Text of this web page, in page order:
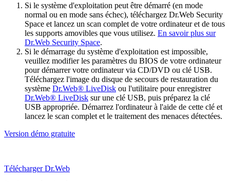
Si le système d'exploitation peut être démarré (en mode
normal ou en mode sans échec), téléchargez Dr.Web Security
Space et lancez un scan complet de votre ordinateur et de tous
les supports amovibles que vous utilisez. En savoir plus sur
Dr.Web Security Space.
Si le démarrage du système d'exploitation est impossible,
veuillez modifier les paramètres du BIOS de votre ordinateur
pour démarrer votre ordinateur via CD/DVD ou clé USB.
Téléchargez l'image du disque de secours de restauration du
système Dr.Web® LiveDisk ou l'utilitaire pour enregistrer
Dr.Web® LiveDisk sur une clé USB, puis préparez la clé
USB appropriée. Démarrez l'ordinateur à l'aide de cette clé et
lancez le scan complet et le traitement des menaces détectées.
Version démo gratuite
Télécharger Dr.Web